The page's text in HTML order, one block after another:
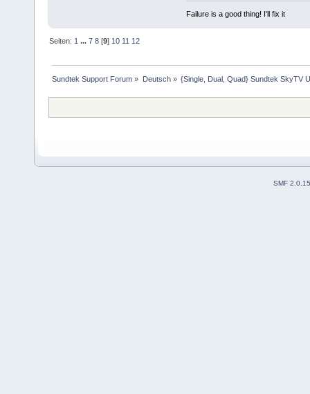
Failure is a good thing! I'll fix it
Seiten: 1 ...7 8 [9] 10 11 12
Sundtek Support Forum » Deutsch» {Single, Dual, Quad} Sundtek SkyTV
SMF 2.0.15